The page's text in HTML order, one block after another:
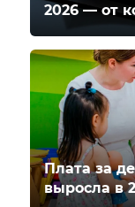
2026 — от
Плата за
выросла в